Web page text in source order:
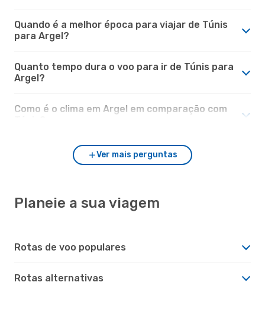
Quando é a melhor época para viajar de Túnis
para Argel?
Quanto tempo dura o voo para ir de Túnis para
Argel?
Como é o clima em Argel em comparação com
Ver mais perguntas
Planeie a sua viagem
Rotas de voo populares
Rotas alternativas